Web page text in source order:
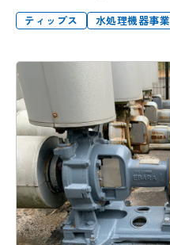
ティップス 水処理機器事業